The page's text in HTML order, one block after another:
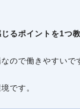
るポイントを1つ
ので働きやすいで
です。